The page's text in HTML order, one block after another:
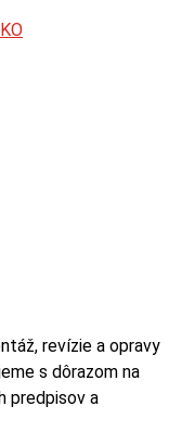
revízie a opravy
s dôrazom na
predpisov a